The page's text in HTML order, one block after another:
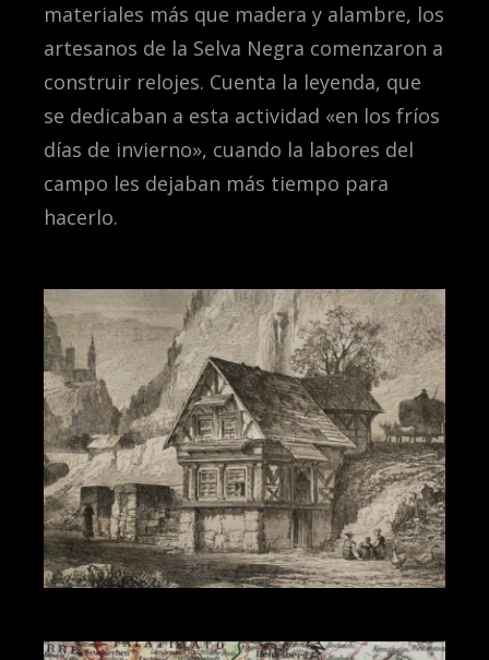
materiales más que madera y alambre, los
artesanos de la Selva Negra comenzaron a
construir relojes. Cuenta la leyenda, que
se dedicaban a esta actividad «en los fríos
días de invierno», cuando la labores del
campo les dejaban más tiempo para
hacerlo.